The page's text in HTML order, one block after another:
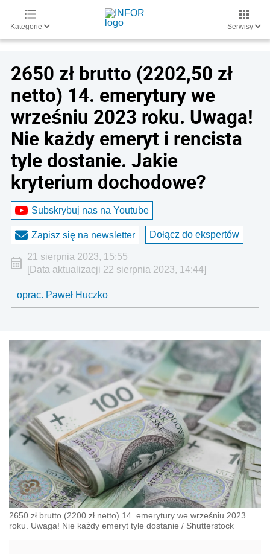
Kategorie Serwisy
2650 zł brutto (2202,50 zł
netto) 14. emerytury we
wrześniu 2023 roku. Uwaga!
Nie każdy emeryt i rencista
tyle dostanie. Jakie
kryterium dochodowe?
Subskrybuj nas na Youtube
Zapisz się na newsletter Dołącz do ekspertów
21 sierpnia 2023, 15:55
[Data aktualizacji 22 sierpnia 2023, 14:44]
oprac. Paweł Huczko
2650 zł brutto (2200 zł netto) 14. emerytury we wrześniu 2023
roku. Uwaga! Nie każdy emeryt tyle dostanie / Shutterstock